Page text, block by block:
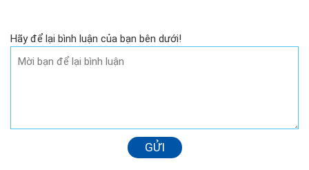
Hãy để lại bình luận của bạn bên dưới!
GỬI